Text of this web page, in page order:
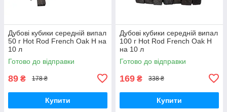
Дубові кубики середній випал
50 г Hot Rod French Oak H на
10 л
Готово до відправки
89 ₴ 178 ₴
Купити
Дубові кубики середній випал
100 г Hot Rod French Oak H
на 10 л
Готово до відправки
169 ₴ 338 ₴
Купити